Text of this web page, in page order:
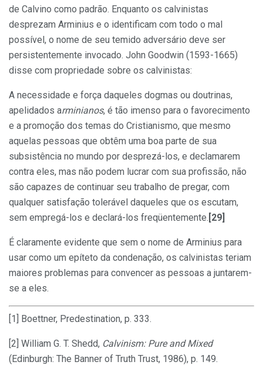
de Calvino como padrão. Enquanto os calvinistas
desprezam Arminius e o identificam com todo o mal
possível, o nome de seu temido adversário deve ser
persistentemente invocado. John Goodwin (1593-1665)
disse com propriedade sobre os calvinistas:
A necessidade e força daqueles dogmas ou doutrinas,
apelidados arminianos, é tão imenso para o favorecimento
e a promoção dos temas do Cristianismo, que mesmo
aquelas pessoas que obtêm uma boa parte de sua
subsistência no mundo por desprezá-los, e declamarem
contra eles, mas não podem lucrar com sua profissão, não
são capazes de continuar seu trabalho de pregar, com
qualquer satisfação tolerável daqueles que os escutam,
sem empregá-los e declará-los freqüentemente. [29]
É claramente evidente que sem o nome de Arminius para
usar como um epíteto da condenação, os calvinistas teriam
maiores problemas para convencer as pessoas a juntarem-
se a eles.
[1] Boettner, Predestination, p. 333.
[2] William G. T. Shedd, Calvinism: Pure and Mixed
(Edinburgh: The Banner of Truth Trust, 1986), p. 149.